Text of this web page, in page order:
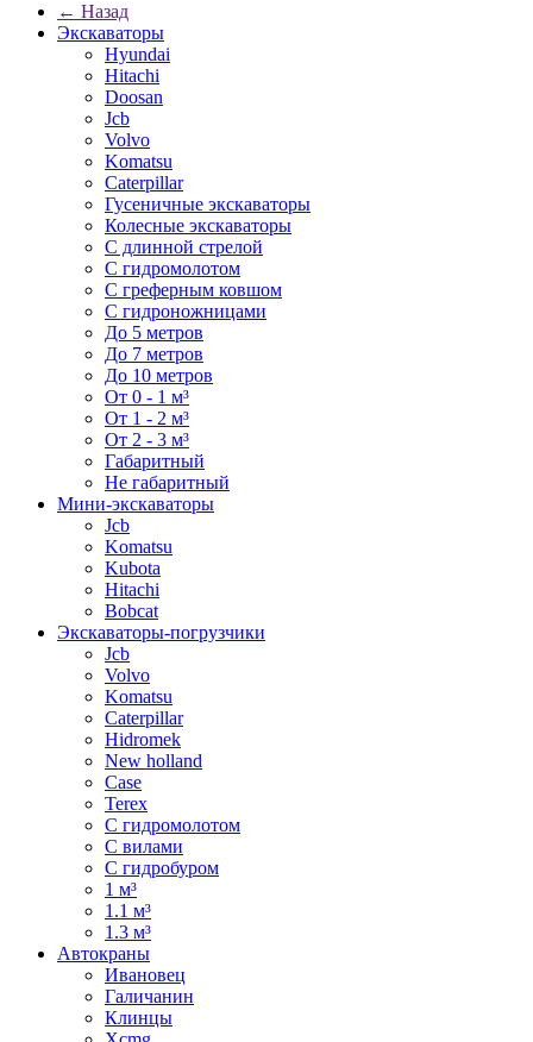
← Назад
Экскаваторы
Hyundai
Hitachi
Doosan
Jcb
Volvo
Komatsu
Caterpillar
Гусеничные экскаваторы
Колесные экскаваторы
С длинной стрелой
С гидромолотом
С греферным ковшом
С гидроножницами
До 5 метров
До 7 метров
До 10 метров
От 0 - 1 м³
От 1 - 2 м³
От 2 - 3 м³
Габаритный
Не габаритный
Мини-экскаваторы
Jcb
Komatsu
Kubota
Hitachi
Bobcat
Экскаваторы-погрузчики
Jcb
Volvo
Komatsu
Caterpillar
Hidromek
New holland
Case
Terex
С гидромолотом
С вилами
С гидробуром
1 м³
1.1 м³
1.3 м³
Автокраны
Ивановец
Галичанин
Клинцы